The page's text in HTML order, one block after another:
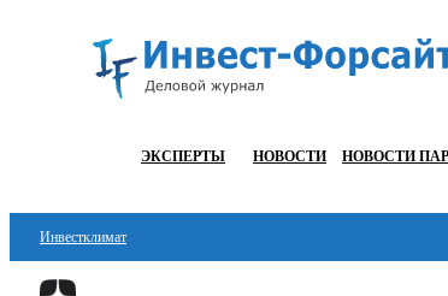
ЭКСПЕРТЫ НОВОСТИ НОВОСТИ
Инвестклимат
Финансы